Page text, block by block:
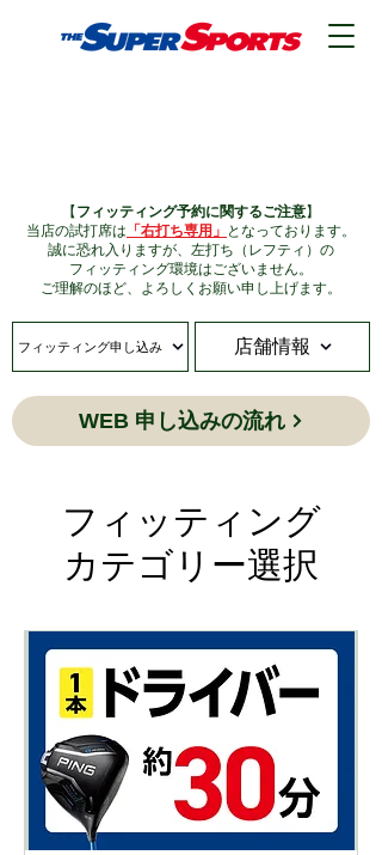
【 フィッティング予約に関するご注意】
当店の試打席は 「右打ち専用」 となっております。
誠に恐れ入りますが、左打ち（レフティ）の
フィッティング環境はございません。
ご理解のほど、よろしくお願い申し上げます。
フィッティング申し込み 店舗情報
WEB 申し込みの流れ
フィッティング
カテゴリー選択